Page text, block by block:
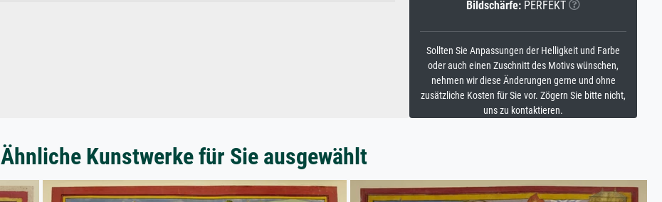
Bildschärfe: PERFEKT
Sollten Sie Anpassungen der Helligkeit und Farbe
oder auch einen Zuschnitt des Motivs wünschen,
nehmen wir diese Änderungen gerne und ohne
zusätzliche Kosten für Sie vor. Zögern Sie bitte nicht,
uns zu kontaktieren.
Ähnliche Kunstwerke für Sie ausgewählt